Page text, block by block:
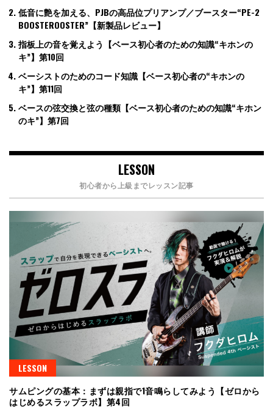
低音に艶を加える、PJBの高品位プリアンプ／ブースター“PE-2
BOOSTEROOSTER”【新製品レビュー】
指板上の音を覚えよう【ベース初心者のための知識“キホンの
キ”】第10回
ベーシストのためのコード知識【ベース初心者の“キホンの
キ”】第11回
ベースの弦交換と弦の種類【ベース初心者のための知識“キホン
のキ”】第7回
LESSON
初心者から上級までレッスン記事
LESSON
サムピングの基本：まずは親指で1音鳴らしてみよう【ゼロから
はじめるスラップラボ】第4回